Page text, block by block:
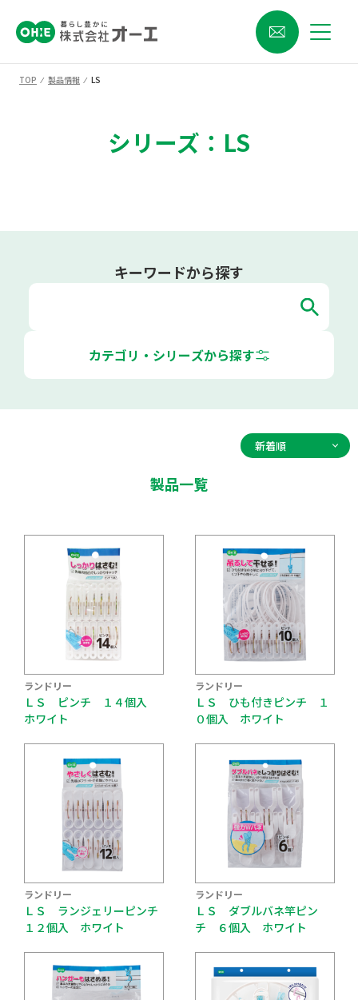
TOP ⁄ 製品情報 ⁄ LS
シリーズ：LS
キーワードから探す
カテゴリ・シリーズから探す
製品一覧
ランドリー
ＬＳ ピンチ １４個入
ホワイト
ランドリー
ＬＳ ひも付きピンチ １
０個入 ホワイト
ランドリー
ＬＳ ランジェリーピンチ
１２個入 ホワイト
ランドリー
ＬＳ ダブルバネ竿ピン
チ ６個入 ホワイト